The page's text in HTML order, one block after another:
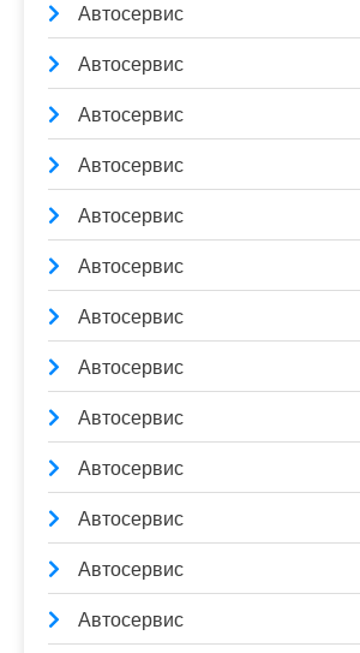
Автосервис
Автосервис
Автосервис
Автосервис
Автосервис
Автосервис
Автосервис
Автосервис
Автосервис
Автосервис
Автосервис
Автосервис
Автосервис